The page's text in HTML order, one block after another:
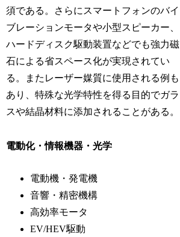
須である。さらにスマートフォンのバイ
ブレーションモータや小型スピーカー、
ハードディスク駆動装置などでも強力磁
石による省スペース化が実現されてい
る。またレーザー媒質に使用される例も
あり、特殊な光学特性を得る目的でガラ
スや結晶材料に添加されることがある。
電動化・情報機器・光学
電動機・発電機
音響・精密機構
高効率モータ
EV/HEV駆動